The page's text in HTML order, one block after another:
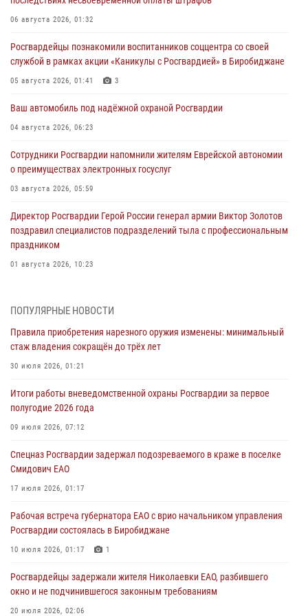
06 августа 2026, 01:32
Росгвардейцы познакомили воспитанников соццентра со своей
службой в рамках акции «Каникулы с Росгвардией» в Биробиджане
05 августа 2026, 01:41 3
Ваш автомобиль под надёжной охраной Росгвардии
04 августа 2026, 06:23
Сотрудники Росгвардии напомнили жителям Еврейской автономии
о преимуществах электронных госуслуг
03 августа 2026, 05:59
Директор Росгвардии Герой России генерал армии Виктор Золотов
поздравил специалистов подразделений тыла с профессиональным
праздником
01 августа 2026, 10:23
Российской Федерации
В Росгвардии вспоминают российских воинов, погибших в Первой
мировой войне 1914-1918 годов
Внесены изменения в правила проведения контрольного отстрела
гражданского оружия
Правила приобретения нарезного оружия изменены: минимальный
стаж владения сокращён до трёх лет
ПОПУЛЯРНЫЕ НОВОСТИ
Правила приобретения нарезного оружия изменены: минимальный
стаж владения сокращён до трёх лет
30 июля 2026, 01:21
Итоги работы вневедомственной охраны Росгвардии за первое
полугодие 2026 года
09 июля 2026, 07:12
Спецназ Росгвардии задержал подозреваемого в краже в поселке
Смидович ЕАО
17 июля 2026, 01:17
Рабочая встреча губернатора ЕАО с врио начальником управления
Росгвардии состоялась в Биробиджане
10 июля 2026, 01:17 1
Росгвардейцы задержали жителя Николаевки ЕАО, разбившего
окно и не подчинившегося законным требованиям
20 июля 2026, 02:06